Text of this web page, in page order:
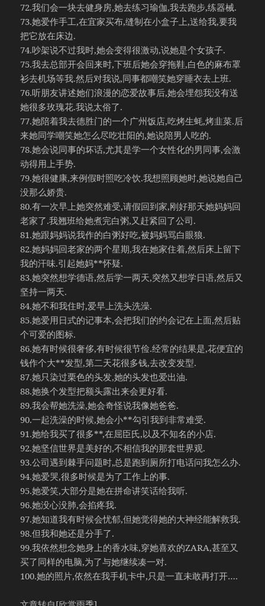
72.我们会一块去健身房,她去练习瑜伽,我去跑步,练器械.
73.她爱作手工,在宜家买布,缝制在小盒子上,送给我,要我
把它放在床边.
74.吵架说不过我时,她会变得很激动,说她是个女孩子.
75.我去总部开会回来时,下班后她会穿拖鞋,白色的麻布罩
衫去机场等我.然后对我说,同事都嘲笑她穿睡衣去上班.
76.听朋友讲述她们浪漫的恋爱故事后,她会埋怨我没有送
她很多玫瑰花.我说太俗了.
77.她陪着我去德胜门的一个广州饭店,吃烤生蚝,烤韭菜.后
来她同学嘲笑她怎么尽吃壮阳的,她说陪男人吃的.
78.她会说同事的坏话,尤其是学一个女性化的男同事,会激
动得用上手势.
79.她很健康,来例假时照吃冷饮.我想照顾她时,她说她自己
没那么娇贵.
80.有一次早上她突然难受,请假回到家,刚好那天她妈妈回
老家了.我翘班给她煮完白粥,又赶紧回了公司.
81.她跟妈妈说我作的白粥好吃,被妈妈骂白眼狼.
82.她妈妈回老家的两个星期,我在她家住着,然后床上留下
我的汗味.引起她妈**怀疑.
83.她突然想学德语,然后学一两天,突然又想学日语,然后又
坚持一两天.
84.她不和我住时,爱早上洗头洗澡.
85.她爱用日式的记事本,会把我们的约会记在上面,然后贴
个可爱的图标.
86.她有时候很奢侈,有时候很节俭.经常的结果是,花便宜的
钱作个大**发型,第二天花很多钱,去改变发型.
87.她只染过栗色的头发,她的头发也爱出油.
88.她换个发型把额头露出来会更好看.
89.我会帮她洗澡,她会奇怪说我像她爸爸.
90.一起洗澡的时候,她会小**勾引我到非常难受.
91.她给我买了很多**,在屈臣氏,以及不知名的小店.
92.她坚信世界是美好的,不相信我的那套世界观.
93.公司遇到棘手问题时,总是跑到厕所打电话问我怎么办.
94.她爱哭,很多时候是为了工作上的事.
95.她爱笑,大部分是她在拼命讲笑话给我听.
96.她没心没肺,会掐疼我.
97.她知道我有时候会忧郁,但她觉得她的大神经能解救我.
98.但我和她还是分手了.
99.我依然想念她身上的香水味,穿她喜欢的ZARA,甚至又
买了同样的电脑,为了与她继续凑一对.
100.她的照片,依然在我手机卡中,只是一直未敢再打开….